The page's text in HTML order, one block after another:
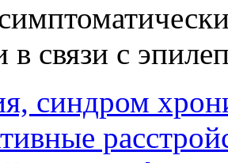
в связи с
синдром